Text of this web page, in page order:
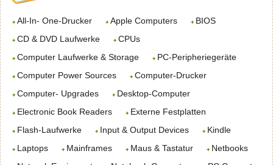
All-In- One-Drucker Apple Computers
BIOS
CD & DVD Laufwerke
CPUs
Computer Laufwerke & Storage
PC-Peripheriegeräte
Computer Power Sources
Computer-Drucker
Computer- Upgrades
Desktop-Computer
Electronic Book Readers
Externe Festplatten
Flash-Laufwerke
Input & Output Devices
Kindle
Laptops
Mainframes Maus & Tastatur
Netbooks